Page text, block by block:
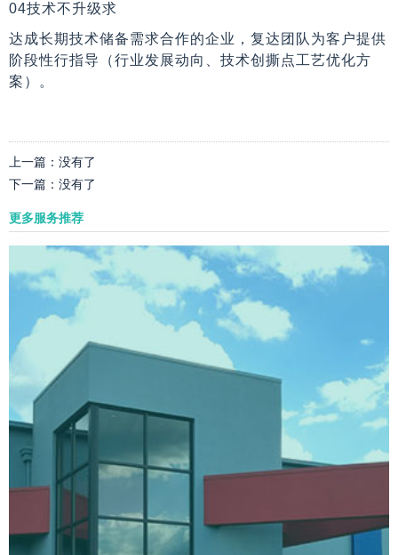
04技术不升级求
达成长期技术储备需求合作的企业，复达团队为客户提供
阶段性行指导（行业发展动向、技术创撕点工艺优化方
案）。
上一篇： 没有了
下一篇： 没有了
更多服务推荐